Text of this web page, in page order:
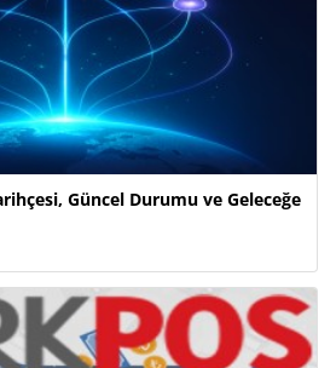
Güncel Durumu ve Geleceğe